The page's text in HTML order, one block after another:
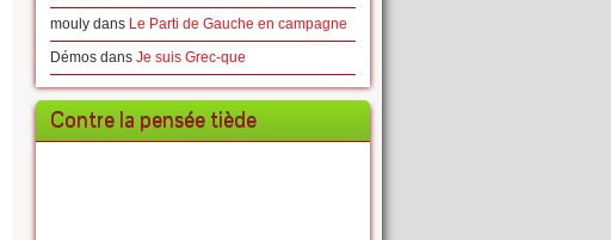
mouly dans Le Parti de Gauche en campagne
Démos dans Je suis Grec-que
Contre la pensée tiède